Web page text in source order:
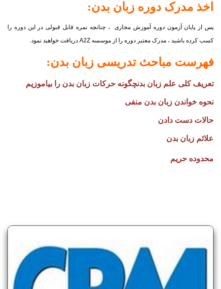
اخذ مدرک دوره زبان بدن:
پس از پایان آزمون دوره آموزش مجازی ، چنانچه نمره قابل قبولی در این دوره را
کسب کرده باشید ، مدرک معتبر دوره را از موسسه A2Z دریافت خواهید نمود.
فهرست مباحث تدریسی زبان بدن:
تعریف کلی علم زبان بدنچگونه حرکات زبان بدن را بیاموزیم
نحوه خواندن زبان بدن منفی
حالات دست دادن
علائم زبان بدن
محدوده حریم